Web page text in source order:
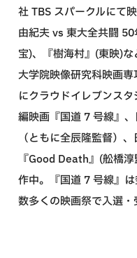
社 TBS スパークルにて
由紀夫 vs 東大全共闘
宝)、『樹海村』(東映)
大学院映像研究科映画
にクラウドイレブンス
編映画『国道 7 号線』
（ともに全辰隆監督）
『Good Death』(舩橋
作中。『国道 7 号線』は
数多くの映画祭で入選・